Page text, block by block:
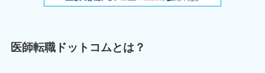
医師転職ドットコムとは？